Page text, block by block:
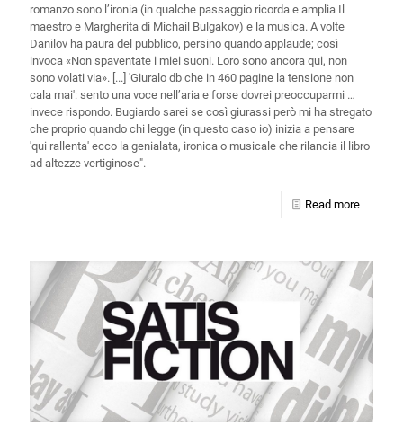
romanzo sono l’ironia (in qualche passaggio ricorda e amplia Il
maestro e Margherita di Michail Bulgakov) e la musica. A volte
Danilov ha paura del pubblico, persino quando applaude; così
invoca «Non spaventate i miei suoni. Loro sono ancora qui, non
sono volati via». [...] 'Giuralo db che in 460 pagine la tensione non
cala mai': sento una voce nell’aria e forse dovrei preoccuparmi …
invece rispondo. Bugiardo sarei se così giurassi però mi ha stregato
che proprio quando chi legge (in questo caso io) inizia a pensare
'qui rallenta' ecco la genialata, ironica o musicale che rilancia il libro
ad altezze vertiginose".
Read more